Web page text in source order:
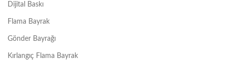
Dijital Baskı
Flama Bayrak
Gönder Bayrağı
Kırlangıç Flama Bayrak